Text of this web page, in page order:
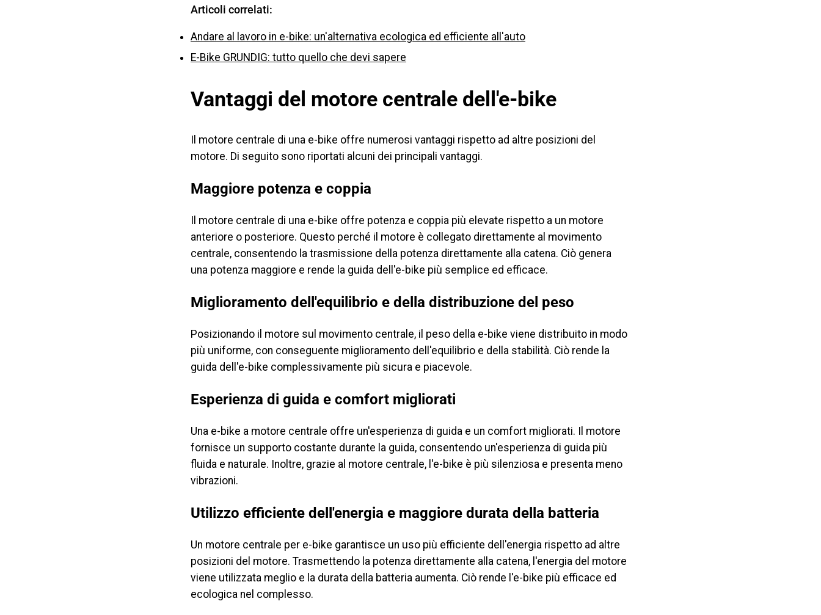
Articoli correlati:
Andare al lavoro in e-bike: un'alternativa ecologica ed efficiente all'auto
E-Bike GRUNDIG: tutto quello che devi sapere
Vantaggi del motore centrale dell'e-bike
Il motore centrale di una e-bike offre numerosi vantaggi rispetto ad altre posizioni del
motore. Di seguito sono riportati alcuni dei principali vantaggi.
Maggiore potenza e coppia
Il motore centrale di una e-bike offre potenza e coppia più elevate rispetto a un motore
anteriore o posteriore. Questo perché il motore è collegato direttamente al movimento
centrale, consentendo la trasmissione della potenza direttamente alla catena. Ciò genera
una potenza maggiore e rende la guida dell'e-bike più semplice ed efficace.
Miglioramento dell'equilibrio e della distribuzione del peso
Posizionando il motore sul movimento centrale, il peso della e-bike viene distribuito in modo
più uniforme, con conseguente miglioramento dell'equilibrio e della stabilità. Ciò rende la
guida dell'e-bike complessivamente più sicura e piacevole.
Esperienza di guida e comfort migliorati
Una e-bike a motore centrale offre un'esperienza di guida e un comfort migliorati. Il motore
fornisce un supporto costante durante la guida, consentendo un'esperienza di guida più
fluida e naturale. Inoltre, grazie al motore centrale, l'e-bike è più silenziosa e presenta meno
vibrazioni.
Utilizzo efficiente dell'energia e maggiore durata della batteria
Un motore centrale per e-bike garantisce un uso più efficiente dell'energia rispetto ad altre
posizioni del motore. Trasmettendo la potenza direttamente alla catena, l'energia del motore
viene utilizzata meglio e la durata della batteria aumenta. Ciò rende l'e-bike più efficace ed
ecologica nel complesso.